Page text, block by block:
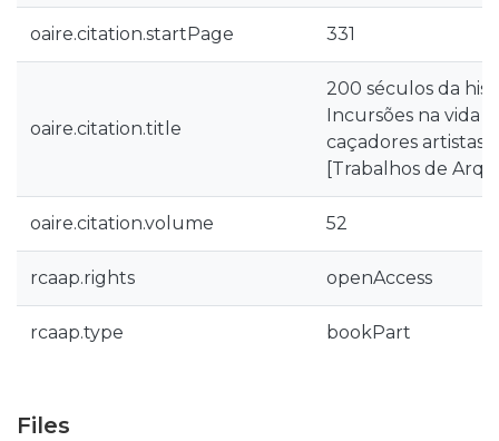
oaire.citation.startPage 331
oaire.citation.title
200 séculos da
Incursões na vida
caçadores artistas
[Trabalhos de
oaire.citation.volume 52
rcaap.rights openAccess
rcaap.type bookPart
Files